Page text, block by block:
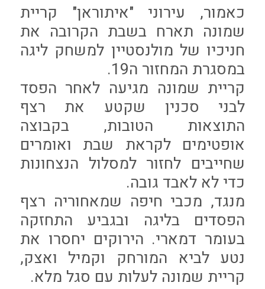
כאמור, עירוני "איתוראן" קריית
שמונה תארח בשבת הקרובה את
חניכיו של מולנסטיין למשחק ליגה
במסגרת המחזור ה19.
קריית שמונה מגיעה לאחר הפסד
לבני סכנין שקטע את רצף
התוצאות הטובות, בקבוצה
אופטימים לקראת שבת ואומרים
שחייבים לחזור למסלול הנצחונות
כדי לא לאבד גובה.
מנגד, מכבי חיפה שמאחוריה רצף
הפסדים בליגה ובגביע התחזקה
בעומר דמארי. הירוקים יחסרו את
נטע לביא המורחק וקמיל ואצק,
קריית שמונה לעלות עם סגל מלא.